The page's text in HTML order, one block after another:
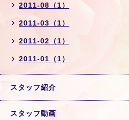
2011-08（1）
2011-03（1）
2011-02（1）
2011-01（1）
スタッフ紹介
スタッフ動画